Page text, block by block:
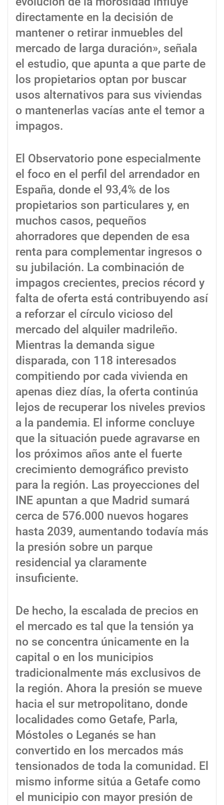
directamente en la decisión de
mantener o retirar inmuebles del
mercado de larga duración», señala
el estudio, que apunta a que parte de
los propietarios optan por buscar
usos alternativos para sus viviendas
o mantenerlas vacías ante el temor a
impagos.
El Observatorio pone especialmente
el foco en el perfil del arrendador en
España, donde el 93,4% de los
propietarios son particulares y, en
muchos casos, pequeños
ahorradores que dependen de esa
renta para complementar ingresos o
su jubilación. La combinación de
impagos crecientes, precios récord y
falta de oferta está contribuyendo así
a reforzar el círculo vicioso del
mercado del alquiler madrileño.
Mientras la demanda sigue
disparada, con 118 interesados
compitiendo por cada vivienda en
apenas diez días, la oferta continúa
lejos de recuperar los niveles previos
a la pandemia. El informe concluye
que la situación puede agravarse en
los próximos años ante el fuerte
crecimiento demográfico previsto
para la región. Las proyecciones del
INE apuntan a que Madrid sumará
cerca de 576.000 nuevos hogares
hasta 2039, aumentando todavía más
la presión sobre un parque
residencial ya claramente
insuficiente.
De hecho, la escalada de precios en
el mercado es tal que la tensión ya
no se concentra únicamente en la
capital o en los municipios
tradicionalmente más exclusivos de
la región. Ahora la presión se mueve
hacia el sur metropolitano, donde
localidades como Getafe, Parla,
Móstoles o Leganés se han
convertido en los mercados más
tensionados de toda la comunidad. El
mismo informe sitúa a Getafe como
el municipio con mayor presión de